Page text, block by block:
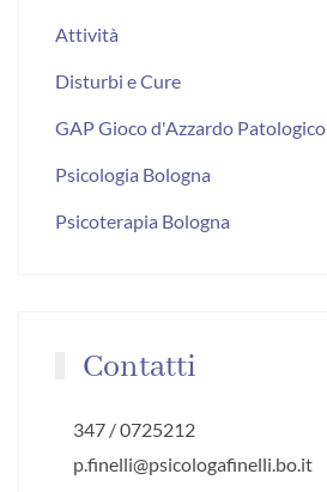
Attività
Disturbi e Cure
GAP Gioco d'Azzardo Patologico
Psicologia Bologna
Psicoterapia Bologna
Contatti
347 / 0725212
p.finelli@psicologafinelli.bo.it